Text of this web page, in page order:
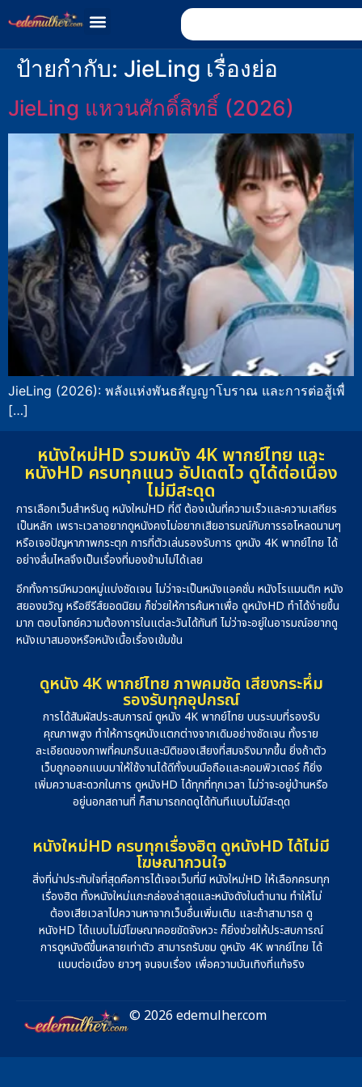
ป้ายกำกับ: JieLing เรื่องย่อ
JieLing แหวนศักดิ์สิทธิ์ (2026)
JieLing (2026): พลังแห่งพันธสัญญาโบราณ และการต่อสู้เพื่
[…]
หนังใหม่HD รวมหนัง 4K พากย์ไทย และ
หนังHD ครบทุกแนว อัปเดตไว ดูได้ต่อเนื่อง
ไม่มีสะดุด
การเลือกเว็บสำหรับดู หนังใหม่HD ที่ดี ต้องเน้นที่ความเร็วและความเสถียร
เป็นหลัก เพราะเวลาอยากดูหนังคงไม่อยากเสียอารมณ์กับการรอโหลดนานๆ
หรือเจอปัญหาภาพกระตุก การที่ตัวเล่นรองรับการ ดูหนัง 4K พากย์ไทย ได้
อย่างลื่นไหลจึงเป็นเรื่องที่มองข้ามไม่ได้เลย
อีกทั้งการมีหมวดหมู่แบ่งชัดเจน ไม่ว่าจะเป็นหนังแอคชั่น หนังโรแมนติก หนัง
สยองขวัญ หรือซีรีส์ยอดนิยม ก็ช่วยให้การค้นหาเพื่อ ดูหนังHD ทำได้ง่ายขึ้น
มาก ตอบโจทย์ความต้องการในแต่ละวันได้ทันที ไม่ว่าจะอยู่ในอารมณ์อยากดู
หนังเบาสมองหรือหนังเนื้อเรื่องเข้มข้น
ดูหนัง 4K พากย์ไทย ภาพคมชัด เสียงกระหึ่ม
รองรับทุกอุปกรณ์
การได้สัมผัสประสบการณ์ ดูหนัง 4K พากย์ไทย บนระบบที่รองรับ
คุณภาพสูง ทำให้การดูหนังแตกต่างจากเดิมอย่างชัดเจน ทั้งราย
ละเอียดของภาพที่คมกริบและมิติของเสียงที่สมจริงมากขึ้น ยิ่งถ้าตัว
เว็บถูกออกแบบมาให้ใช้งานได้ดีทั้งบนมือถือและคอมพิวเตอร์ ก็ยิ่ง
เพิ่มความสะดวกในการ ดูหนังHD ได้ทุกที่ทุกเวลา ไม่ว่าจะอยู่บ้านหรือ
อยู่นอกสถานที่ ก็สามารถกดดูได้ทันทีแบบไม่มีสะดุด
หนังใหม่HD ครบทุกเรื่องฮิต ดูหนังHD ได้ไม่มี
โฆษณากวนใจ
สิ่งที่น่าประทับใจที่สุดคือการได้เจอเว็บที่มี หนังใหม่HD ให้เลือกครบทุก
เรื่องฮิต ทั้งหนังใหม่แกะกล่องล่าสุดและหนังดังในตำนาน ทำให้ไม่
ต้องเสียเวลาไปควานหาจากเว็บอื่นเพิ่มเติม และถ้าสามารถ ดู
หนังHD ได้แบบไม่มีโฆษณาคอยขัดจังหวะ ก็ยิ่งช่วยให้ประสบการณ์
การดูหนังดีขึ้นหลายเท่าตัว สามารถรับชม ดูหนัง 4K พากย์ไทย ได้
แบบต่อเนื่อง ยาวๆ จนจบเรื่อง เพื่อความบันเทิงที่แท้จริง
© 2026 edemulher.com